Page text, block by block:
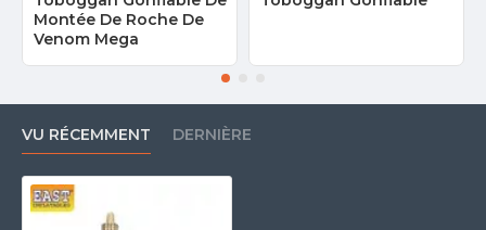
Montée De Roche De
Venom Mega
VU RÉCEMMENT DERNIÈRE